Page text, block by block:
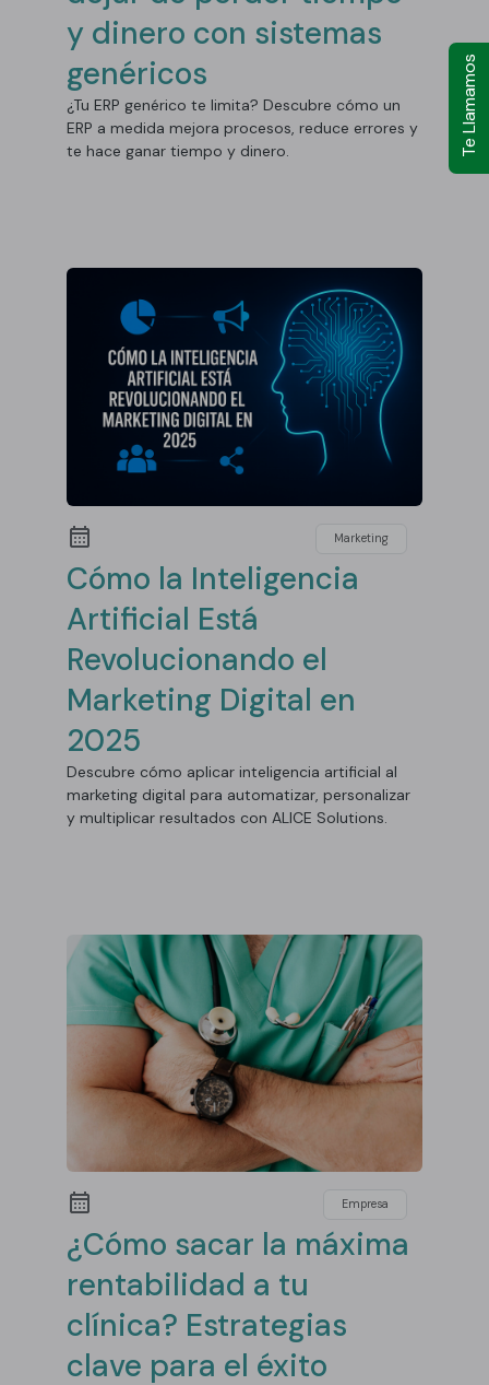
y dinero con sistemas
genéricos
¿Tu ERP genérico te limita? Descubre cómo un
ERP a medida mejora procesos, reduce errores y
te hace ganar tiempo y dinero.
Marketing
Cómo la Inteligencia
Artificial Está
Revolucionando el
Marketing Digital en
2025
Descubre cómo aplicar inteligencia artificial al
marketing digital para automatizar, personalizar
y multiplicar resultados con ALICE Solutions.
Empresa
¿Cómo sacar la máxima
rentabilidad a tu
clínica? Estrategias
clave para el éxito
Te Llamamos